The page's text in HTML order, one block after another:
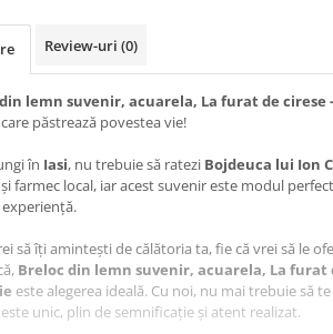
Review-uri (0)
lemn suvenir, acuarela, La furat de
păstrează povestea vie!
în Iasi, nu trebuie să ratezi Bojdeuca lui Ion
farmec local, iar acest suvenir este modul
să îți amintești de călătoria ta, fie că vrei să le
Breloc din lemn suvenir, acuarela, La
este alegerea ideală. Cu noi, nu mai trebuie să
unic, plin de semnificație și atent realizat.